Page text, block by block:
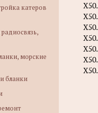
катеров
морские
бланки